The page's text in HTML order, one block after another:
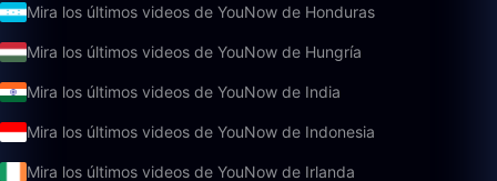
Mira los últimos videos de YouNow de Honduras
Mira los últimos videos de YouNow de Hungría
Mira los últimos videos de YouNow de India
Mira los últimos videos de YouNow de Indonesia
Mira los últimos videos de YouNow de Irlanda